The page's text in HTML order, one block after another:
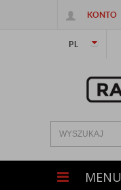
KONTO
PL
MENU